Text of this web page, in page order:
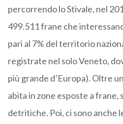
percorrendo lo Stivale, nel
499.511 frane che
pari al 7% del territorio
registrate nel solo Veneto,
più grande d’Europa). Oltre
abita in zone esposte a
detritiche. Poi, ci sono anche